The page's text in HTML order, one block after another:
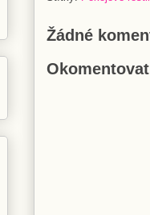
Žádné
Okomentovat